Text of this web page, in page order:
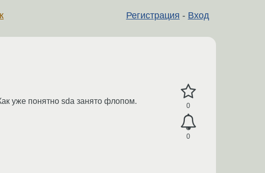
Регистрация - Вход
0
0
уже понятно sda занято флопом.